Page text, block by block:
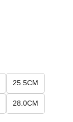
25.5CM
28.0CM